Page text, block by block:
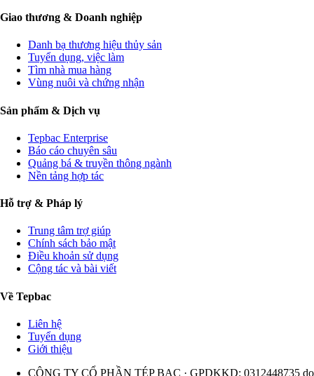
Giao thương & Doanh nghiệp
Danh bạ thương hiệu thủy sản
Tuyển dụng, việc làm
Tìm nhà mua hàng
Vùng nuôi và chứng nhận
Sản phẩm & Dịch vụ
Tepbac Enterprise
Báo cáo chuyên sâu
Quảng bá & truyền thông ngành
Nền tảng hợp tác
Hỗ trợ & Pháp lý
Trung tâm trợ giúp
Chính sách bảo mật
Điều khoản sử dụng
Cộng tác và bài viết
Về Tepbac
Liên hệ
Tuyển dụng
Giới thiệu
CÔNG TY CỔ PHẦN TÉP BẠC · GPDKKD: 0312448735 do